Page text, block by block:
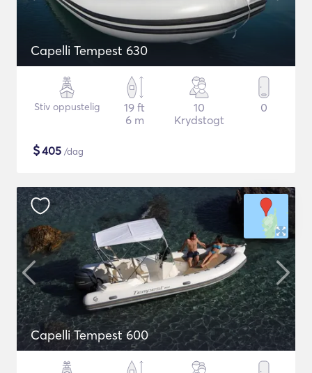
Capelli Tempest 630
Stiv oppustelig
19 ft
6 m
10
Krydstogt
0
$405 /dag
Capelli Tempest 600